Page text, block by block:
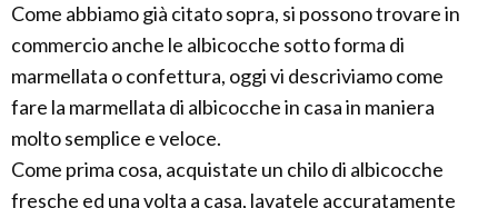
Come abbiamo già citato sopra, si possono trovare in
commercio anche le albicocche sotto forma di
marmellata o confettura, oggi vi descriviamo come
fare la marmellata di albicocche in casa in maniera
molto semplice e veloce.
Come prima cosa, acquistate un chilo di albicocche
fresche ed una volta a casa, lavatele accuratamente